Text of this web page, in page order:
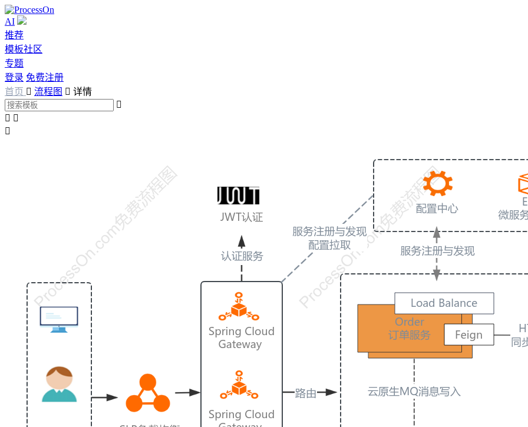
AI
推荐
模板社区
专题
登录 免费注册
首页  流程图  详情

 
